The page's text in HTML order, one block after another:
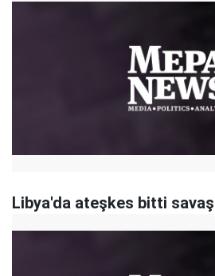
Libya'da ateşkes bitti